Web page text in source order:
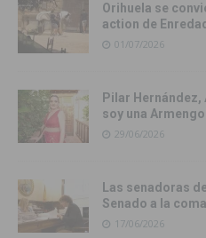
Orihuela se
action de
01/07/2026
Pilar Hernández,
soy una
29/06/2026
Las senadoras
Senado a la
17/06/2026